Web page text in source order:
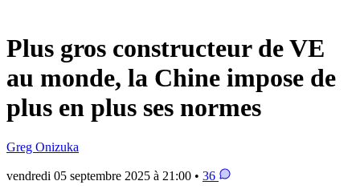
Plus gros constructeur de VE
au monde, la Chine impose de
plus en plus ses normes
Greg Onizuka
vendredi 05 septembre 2025 à 21:00 • 36